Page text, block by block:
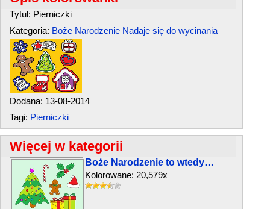
Tytul: Pierniczki
Kategoria: Boże Narodzenie Nadaje się do wycinania
Dodana: 13-08-2014
Tagi: Pierniczki
Więcej w kategorii
Boże Narodzenie to wtedy…
Kolorowane: 20,579x